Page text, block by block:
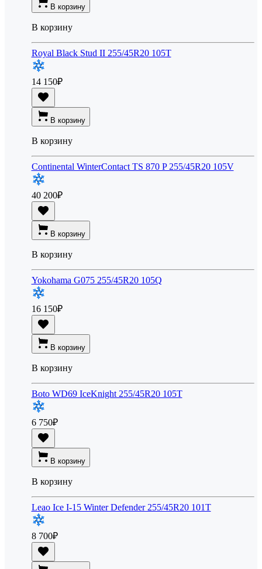
В корзину
В корзину
Royal Black Stud II 255/45R20 105T
14 150₽
В корзину
В корзину
Continental WinterContact TS 870 P 255/45R20 105V
40 200₽
В корзину
В корзину
Yokohama G075 255/45R20 105Q
16 150₽
В корзину
В корзину
Boto WD69 IceKnight 255/45R20 105T
6 750₽
В корзину
В корзину
Leao Ice I-15 Winter Defender 255/45R20 101T
8 700₽